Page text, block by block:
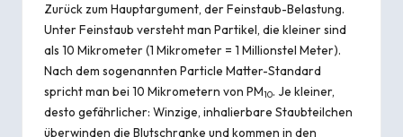
Zurück zum Hauptargument, der Feinstaub-Belastung.
Unter Feinstaub versteht man Partikel, die kleiner sind
als 10 Mikrometer (1 Mikrometer = 1 Millionstel Meter).
Nach dem sogenannten Particle Matter-Standard
spricht man bei 10 Mikrometern von PM10. Je kleiner,
desto gefährlicher: Winzige, inhalierbare Staubteilchen
überwinden die Blutschranke und kommen in den